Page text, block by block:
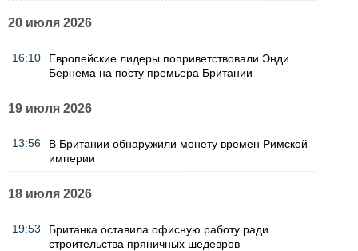
20 июля 2026
16:10
Европейские лидеры поприветствовали Энди
Бернема на посту премьера Британии
19 июля 2026
13:56
В Британии обнаружили монету времен Римской
империи
18 июля 2026
19:53
Британка оставила офисную работу ради
строительства пряничных шедевров